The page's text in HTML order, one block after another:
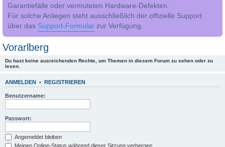
Garantiefälle oder vermuteten Hardware-Defekten.
Für solche Anliegen steht ausschließlich der offizielle Support
über das Support-Formular zur Verfügung.
Vorarlberg
Du hast keine ausreichenden Rechte, um Themen in diesem Forum zu sehen oder zu
lesen.
ANMELDEN • REGISTRIEREN
Benutzername:
Passwort:
Angemeldet bleiben
Meinen Online-Status während dieser Sitzung verbergen